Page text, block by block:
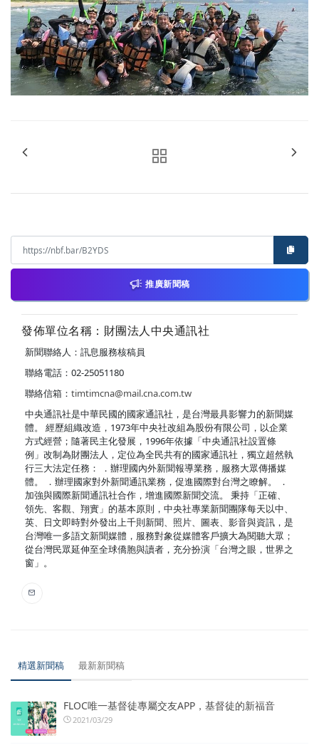
推廣新聞稿
發佈單位名稱：財團法人中央通訊社
新聞聯絡人：訊息服務核稿員
聯絡電話：02-25051180
聯絡信箱： timtimcna@mail.cna.com.tw
中央通訊社是中華民國的國家通訊社，是台灣最具影響力的新聞媒
體。 經歷組織改造，1973年中央社改組為股份有限公司，以企業
方式經營；隨著民主化發展，1996年依據「中央通訊社設置條
例」改制為財團法人，定位為全民共有的國家通訊社，獨立超然執
行三大法定任務： ．辦理國內外新聞報導業務，服務大眾傳播媒
體。 ．辦理國家對外新聞通訊業務，促進國際對台灣之瞭解。 ．
加強與國際新聞通訊社合作，增進國際新聞交流。 秉持「正確、
領先、客觀、翔實」的基本原則，中央社專業新聞團隊每天以中、
英、日文即時對外發出上千則新聞、照片、圖表、影音與資訊，是
台灣唯一多語文新聞媒體，服務對象從媒體客戶擴大為閱聽大眾；
從台灣民眾延伸至全球僑胞與讀者，充分扮演「台灣之眼，世界之
窗」。
精選新聞稿 最新新聞稿
FLOC唯一基督徒專屬交友APP，基督徒的新福音
2021/03/29